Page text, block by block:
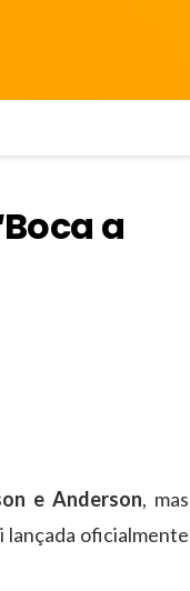
a
e Anderson, mas
lançada oficialmente